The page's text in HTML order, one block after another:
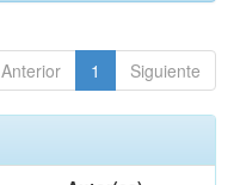
Anterior 1 Siguiente